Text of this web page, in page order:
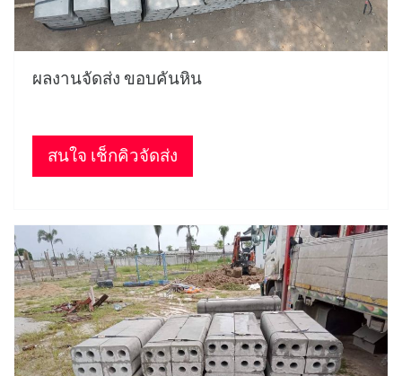
ผลงานจัดส่ง ขอบคันหิน
สนใจ เช็กคิวจัดส่ง